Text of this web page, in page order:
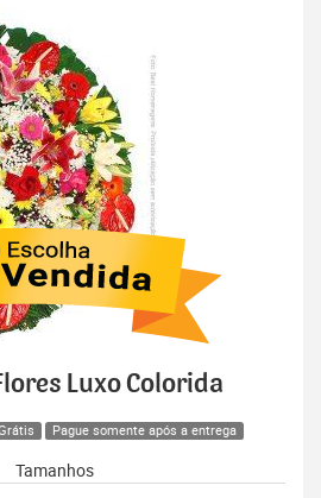
Luxo Colorida
Pague somente após a entrega
Tamanhos